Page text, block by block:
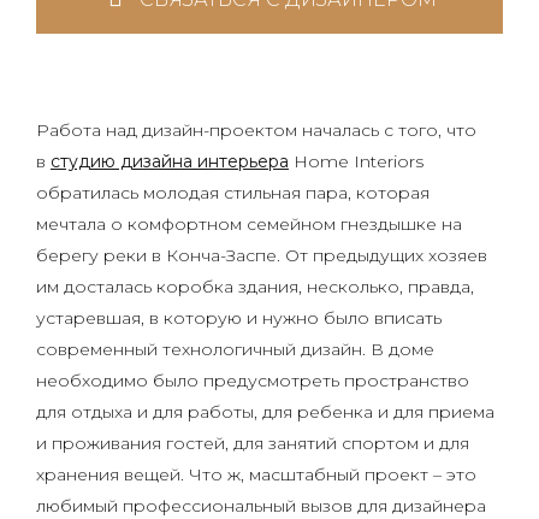
Работа над дизайн-проектом началась с того, что
в студию дизайна интерьера Home Interiors
обратилась молодая стильная пара, которая
мечтала о комфортном семейном гнездышке на
берегу реки в Конча-Заспе. От предыдущих хозяев
им досталась коробка здания, несколько, правда,
устаревшая, в которую и нужно было вписать
современный технологичный дизайн. В доме
необходимо было предусмотреть пространство
для отдыха и для работы, для ребенка и для приема
и проживания гостей, для занятий спортом и для
хранения вещей. Что ж, масштабный проект – это
любимый профессиональный вызов для дизайнера